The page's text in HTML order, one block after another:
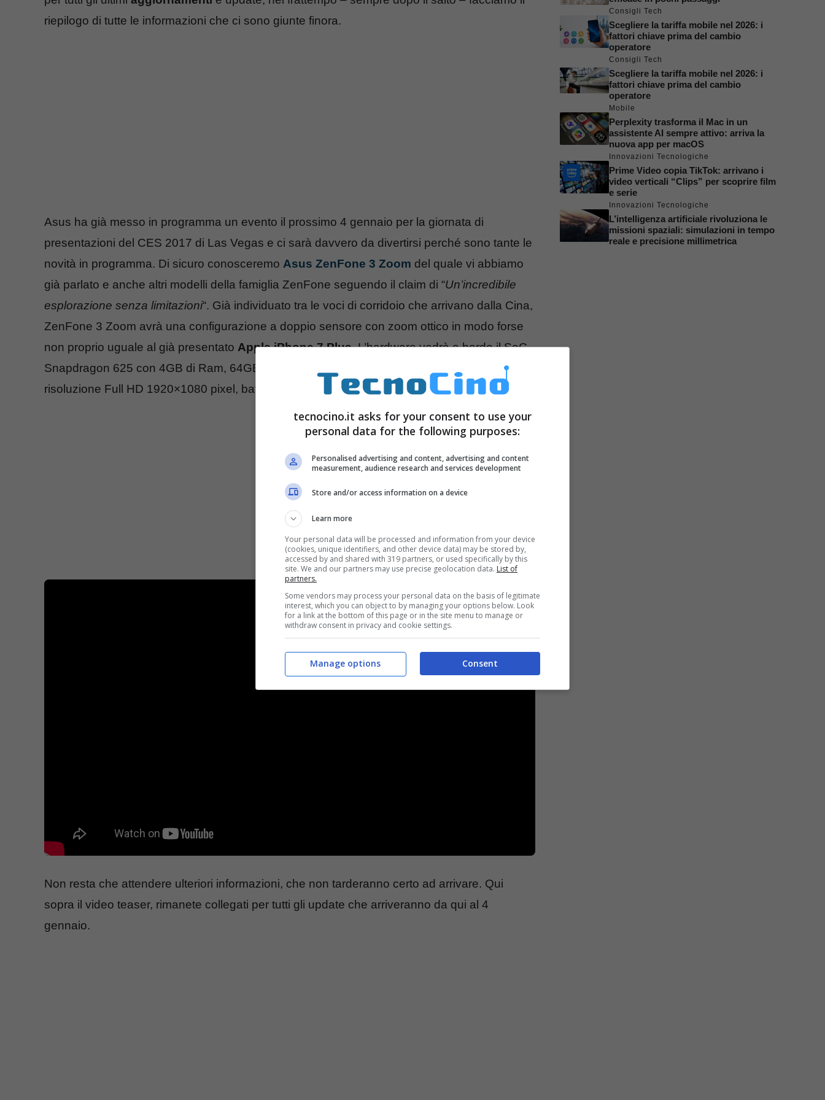
riepilogo di tutte le informazioni che ci sono giunte finora.
Asus ha già messo in programma un evento il prossimo 4 gennaio per la giornata di
presentazioni del CES 2017 di Las Vegas e ci sarà davvero da divertirsi perché sono tante le
novità in programma. Di sicuro conosceremo Asus ZenFone 3 Zoom del quale vi abbiamo
già parlato e anche altri modelli della famiglia ZenFone seguendo il claim di “Un’incredibile
esplorazione senza limitazioni“. Già individuato tra le voci di corridoio che arrivano dalla Cina,
ZenFone 3 Zoom avrà una configurazione a doppio sensore con zoom ottico in modo forse
non proprio uguale al già presentato Apple iPhone 7 Plus. L’hardware vedrà a bordo il SoC
Snapdragon 625 con 4GB di Ram, 64GB di memoria interna, uno schermo da 5.5 pollici a
risoluzione Full HD 1920×1080 pixel, batteria da 4850mAh.
Non resta che attendere ulteriori informazioni, che non tarderanno certo ad arrivare. Qui
sopra il video teaser, rimanete collegati per tutti gli update che arriveranno da qui al 4
gennaio.
Consigli Tech
Scegliere la tariffa mobile nel 2026: i
fattori chiave prima del cambio
operatore
Consigli Tech
Scegliere la tariffa mobile nel 2026: i
fattori chiave prima del cambio
operatore
Mobile
Perplexity trasforma il Mac in un
assistente AI sempre attivo: arriva la
nuova app per macOS
Innovazioni Tecnologiche
Prime Video copia TikTok: arrivano i
video verticali “Clips” per scoprire film
e serie
Innovazioni Tecnologiche
L’intelligenza artificiale rivoluziona le
missioni spaziali: simulazioni in tempo
reale e precisione millimetrica
tecnocino.it asks for your consent to use your
personal data for the following purposes:
Personalised advertising and content, advertising and content
measurement, audience research and services development
Store and/or access information on a device
Learn more
Your personal data will be processed and information from your device
(cookies, unique identifiers, and other device data) may be stored by,
accessed by and shared with 319 partners, or used specifically by this
site. We and our partners may use precise geolocation data. List of
partners.
Some vendors may process your personal data on the basis of legitimate
interest, which you can object to by managing your options below. Look
for a link at the bottom of this page or in the site menu to manage or
withdraw consent in privacy and cookie settings.
Consent
Manage options